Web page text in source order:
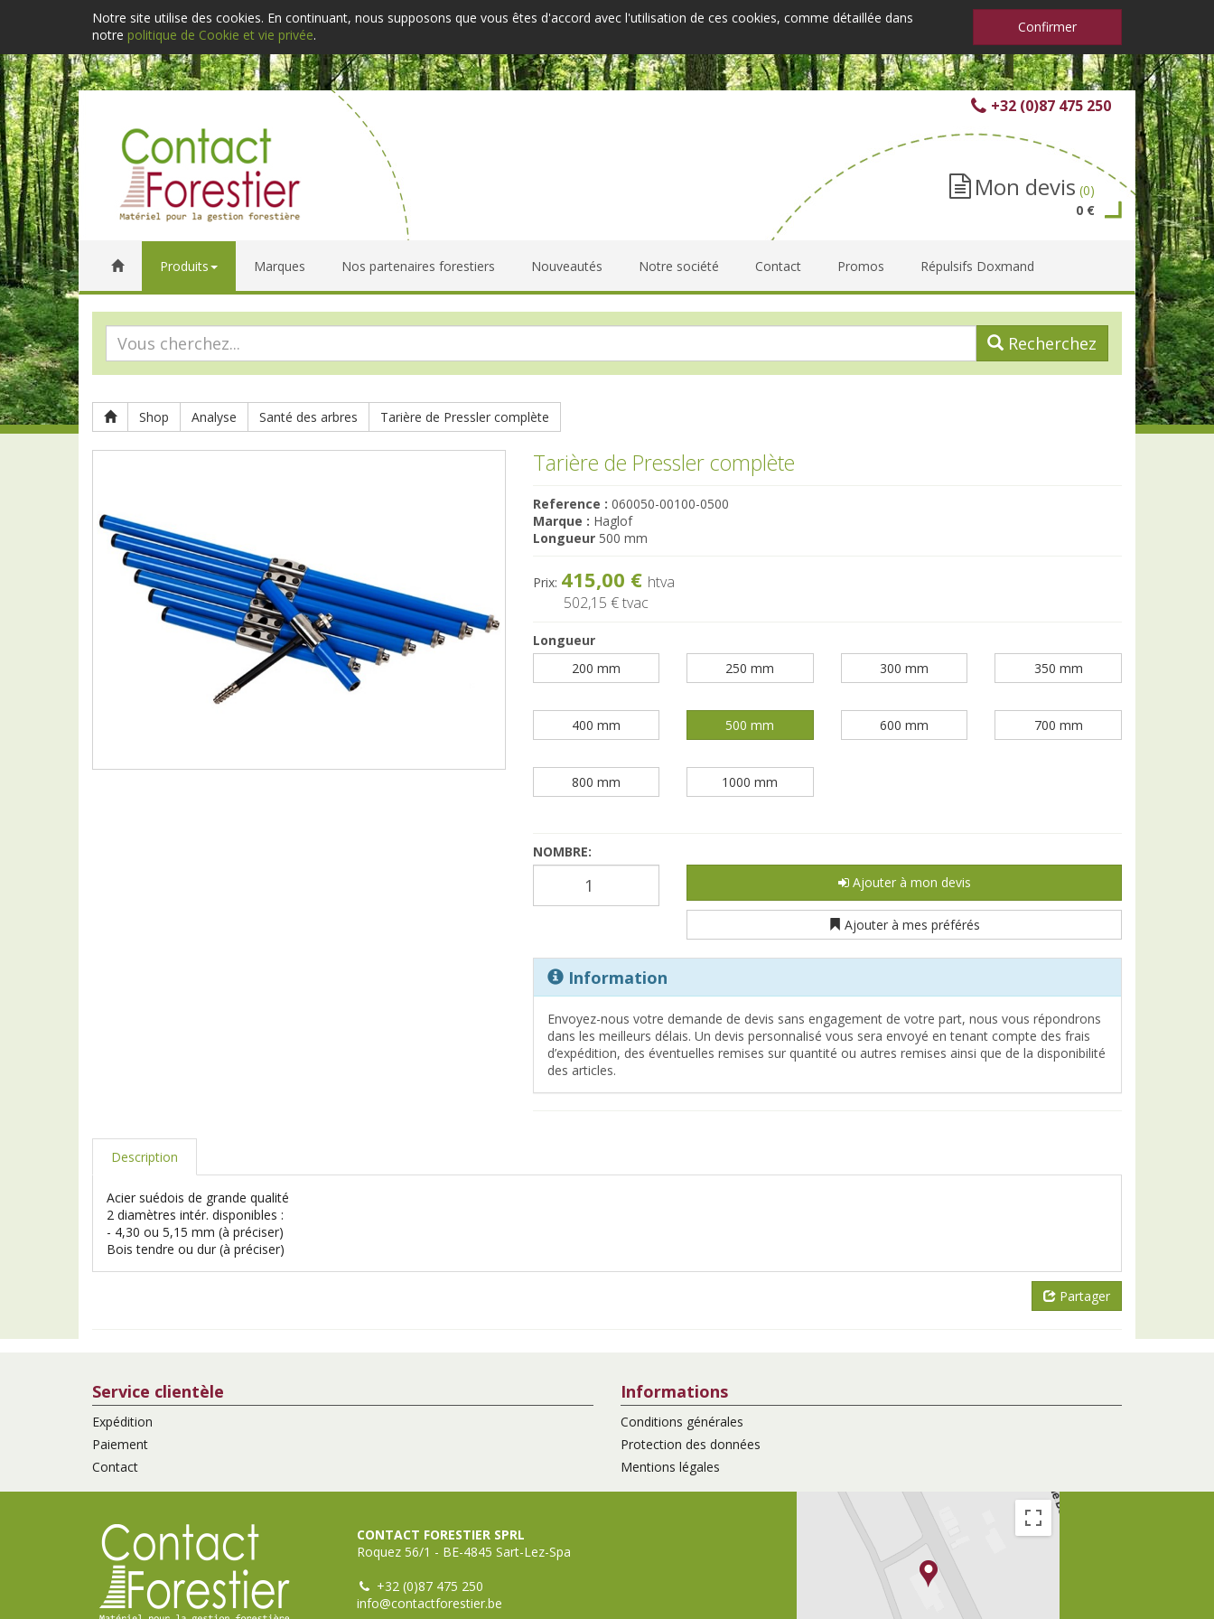
Notre site utilise des cookies. En continuant, nous supposons que vous êtes d'accord avec l'utilisation de ces cookies, comme détaillée dans
notre politique de Cookie et vie privée. Confirmer
+32 (0)87 475 250
Mon devis (0)
0 €
Produits Marques Nos partenaires forestiers Nouveautés Notre société Contact Promos Répulsifs Doxmand
Recherchez
Shop Analyse Santé des arbres Tarière de Pressler complète
Tarière de Pressler complète
Reference : 060050-00100-0500
Marque : Haglof
Longueur 500 mm
Prix: 415,00 € htva
502,15 €tvac
Longueur
200 mm
250 mm 300 mm 350 mm
400 mm 500 mm 600 mm 700 mm
800 mm 1000 mm
NOMBRE:
Ajouter à mon devis
Ajouter à mes préférés
Information
Envoyez-nous votre demande de devis sans engagement de votre part, nous vous répondrons
dans les meilleurs délais. Un devis personnalisé vous sera envoyé en tenant compte des frais
d’expédition, des éventuelles remises sur quantité ou autres remises ainsi que de la disponibilité
des articles.
Description
Acier suédois de grande qualité
2 diamètres intér. disponibles :
- 4,30 ou 5,15 mm (à préciser)
Bois tendre ou dur (à préciser)
Partager
Service clientèle
Expédition
Paiement
Contact
Informations
Conditions générales
Protection des données
Mentions légales
CONTACT FORESTIER SPRL
Roquez 56/1 - BE-4845 Sart-Lez-Spa
+32 (0)87 475 250
info@contactforestier.be